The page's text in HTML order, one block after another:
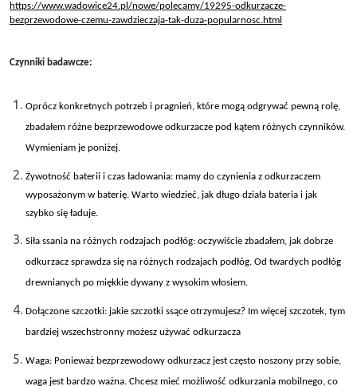
https://www.wadowice24.pl/nowe/polecamy/19295-odkurzacze-
bezprzewodowe-czemu-zawdzieczaja-tak-duza-popularnosc.html
Czynniki badawcze:
Oprócz konkretnych potrzeb i pragnień, które mogą odgrywać pewną rolę,
zbadałem różne bezprzewodowe odkurzacze pod kątem różnych czynników.
Wymieniam je poniżej.
Żywotność baterii i czas ładowania: mamy do czynienia z odkurzaczem
wyposażonym w baterię. Warto wiedzieć, jak długo działa bateria i jak
szybko się ładuje.
Siła ssania na różnych rodzajach podłóg: oczywiście zbadałem, jak dobrze
odkurzacz sprawdza się na różnych rodzajach podłóg. Od twardych podłóg
drewnianych po miękkie dywany z wysokim włosiem.
Dołączone szczotki: jakie szczotki ssące otrzymujesz? Im więcej szczotek, tym
bardziej wszechstronny możesz używać odkurzacza
Waga: Ponieważ bezprzewodowy odkurzacz jest często noszony przy sobie,
waga jest bardzo ważna. Chcesz mieć możliwość odkurzania mobilnego, co